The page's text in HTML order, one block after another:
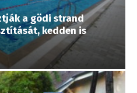
a gödi strand
kedden is